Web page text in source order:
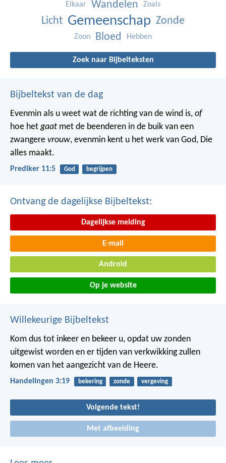
Elkaar Wandelen Zoals
Licht Gemeenschap Zonde
Zoon Bloed Hebben
Zoek naar Bijbelteksten
Bijbeltekst van de dag
Evenmin als u weet wat de richting van de wind is, of
hoe hetgaat met de beenderen in de buik van een
zwangere vrouw, evenmin kent u het werk van God, Die
alles maakt.
Prediker 11:5 God begrijpen
Ontvang de dagelijkse Bijbeltekst:
Dagelijkse melding
E-mail
Android
Op je website
Willekeurige Bijbeltekst
Kom dus tot inkeer en bekeer u, opdat uw zonden
uitgewist worden en er tijden van verkwikking zullen
komen van het aangezicht van de Heere.
Handelingen 3:19 bekering zonde vergeving
Volgende tekst!
Met afbeelding